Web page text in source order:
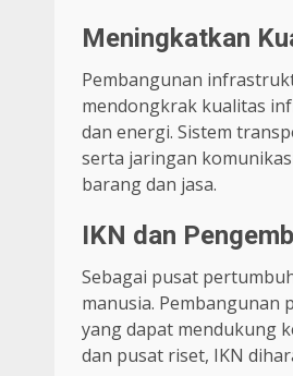
Meningkatkan
Pembangunan
mendongkrak kualitas
dan energi. Sistem
serta jaringan
barang dan jasa.
IKN dan
Sebagai pusat
manusia. Pembangunan
yang dapat mendukung
dan pusat riset, IKN